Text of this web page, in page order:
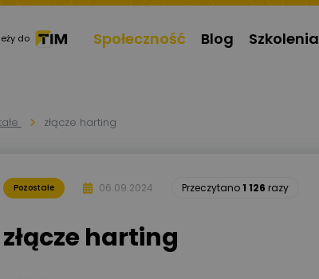
do Społeczność Blog Szkolenia
złącze harting
Pozostałe 06.09.2024 Przeczytano1 126 razy
złącze harting